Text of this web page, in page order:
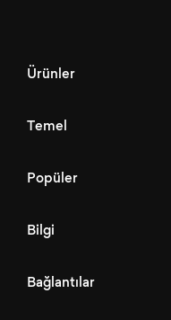
Ürünler
Temel
Popüler
Bilgi
Bağlantılar